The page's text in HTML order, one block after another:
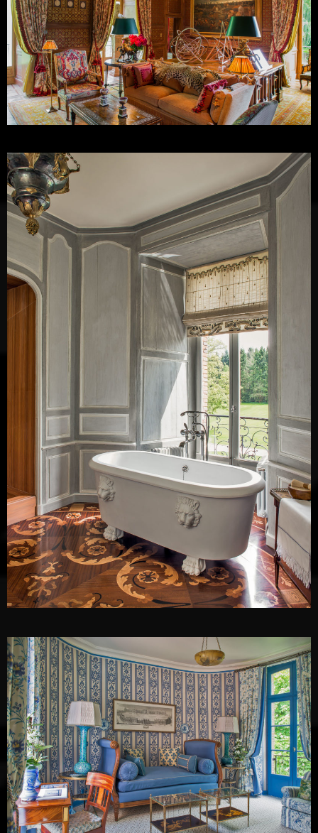
Juan Pablo Molyneux
Juan Pablo Molyneux
Juan Pablo Molyneux